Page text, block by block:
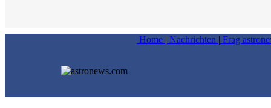
Home | Nachrichten | Frag